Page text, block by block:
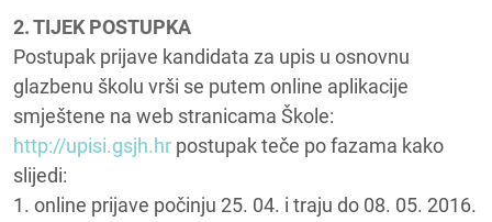
2. TIJEK POSTUPKA
Postupak prijave kandidata za upis u osnovnu
glazbenu školu vrši se putem online aplikacije
smještene na web stranicama Škole:
http://upisi.gsjh.hr postupak teče po fazama kako
slijedi:
1. online prijave počinju 25. 04. i traju do 08. 05. 2016.